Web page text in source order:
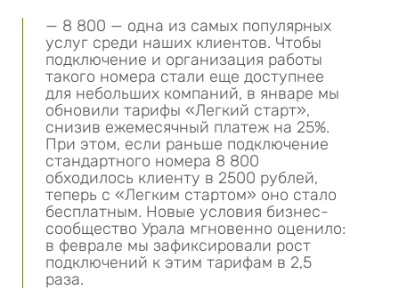
— 8 800 — одна из самых популярных
услуг среди наших клиентов. Чтобы
подключение и организация работы
такого номера стали еще доступнее
для небольших компаний, в январе мы
обновили тарифы «Легкий старт»,
снизив ежемесячный платеж на 25%.
При этом, если раньше подключение
стандартного номера 8 800
обходилось клиенту в 2500 рублей,
теперь с «Легким стартом» оно стало
бесплатным. Новые условия бизнес-
сообщество Урала мгновенно оценило:
в феврале мы зафиксировали рост
подключений к этим тарифам в 2,5
раза.